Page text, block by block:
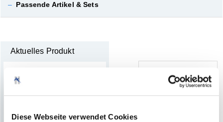
Diese Webseite verwendet Cookies
– Passende Artikel & Sets
Aktuelles Produkt